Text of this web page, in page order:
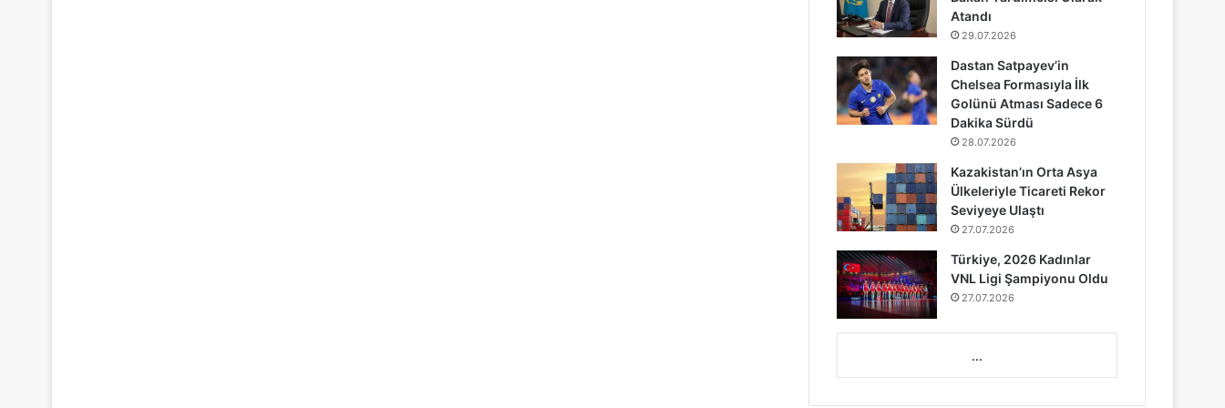
Atandı
29.07.2026
Dastan Satpayev’in
Chelsea Formasıyla İlk
Golünü Atması Sadece 6
Dakika Sürdü
28.07.2026
Kazakistan’ın Orta Asya
Ülkeleriyle Ticareti Rekor
Seviyeye Ulaştı
27.07.2026
Türkiye, 2026 Kadınlar
VNL Ligi Şampiyonu Oldu
27.07.2026
...